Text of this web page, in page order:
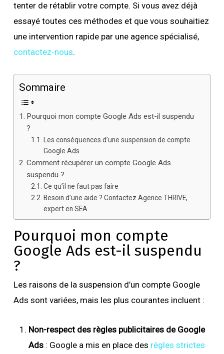
tenter de rétablir votre compte. Si vous avez déjà
essayé toutes ces méthodes et que vous souhaitiez
une intervention rapide par une agence spécialisé,
contactez-nous.
Sommaire
Pourquoi mon compte Google Ads est-il suspendu
?
Les conséquences d’une suspension de compte
Google Ads
Comment récupérer un compte Google Ads
suspendu ?
Ce qu’il ne faut pas faire
Besoin d’une aide ? Contactez Agence THRIVE,
expert en SEA
Pourquoi mon compte
Google Ads est-il suspendu
?
Les raisons de la suspension d’un compte Google
Ads sont variées, mais les plus courantes incluent :
Non-respect des règles publicitaires de Google
Ads: Google a mis en place des règles strictes